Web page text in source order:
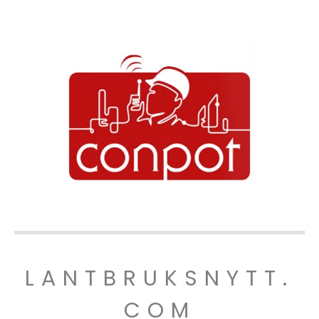
LANTBRUKSNYTT.
COM